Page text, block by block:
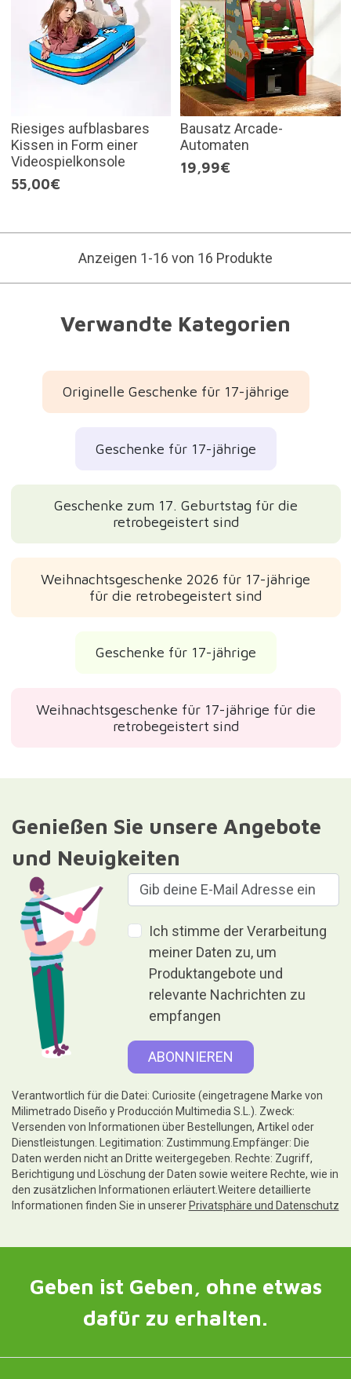
Riesiges aufblasbares
Kissen in Form einer
Videospielkonsole
55,00€
Bausatz Arcade-
Automaten
19,99€
Anzeigen 1-16 von 16 Produkte
Verwandte Kategorien
Originelle Geschenke für 17-jährige
Geschenke für 17-jährige
Geschenke zum 17. Geburtstag für die
retrobegeistert sind
Weihnachtsgeschenke 2026 für 17-jährige
für die retrobegeistert sind
Geschenke für 17-jährige
Weihnachtsgeschenke für 17-jährige für die
retrobegeistert sind
Genießen Sie unsere Angebote
und Neuigkeiten
Ich stimme der Verarbeitung
meiner Daten zu, um
Produktangebote und
relevante Nachrichten zu
empfangen
Verantwortlich für die Datei: Curiosite (eingetragene Marke von
Milimetrado Diseño y Producción Multimedia S.L.). Zweck:
Versenden von Informationen über Bestellungen, Artikel oder
Dienstleistungen. Legitimation: Zustimmung.Empfänger: Die
Daten werden nicht an Dritte weitergegeben. Rechte: Zugriff,
Berichtigung und Löschung der Daten sowie weitere Rechte, wie in
den zusätzlichen Informationen erläutert.Weitere detaillierte
Informationen finden Sie in unserer Privatsphäre und Datenschutz
Geben ist Geben, ohne etwas
dafür zu erhalten.